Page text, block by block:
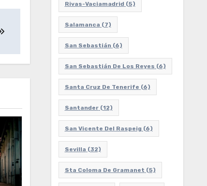
Rivas-Vaciamadrid (5)
Salamanca (7)
San Sebastián (6)
San Sebastián De Los Reyes (6)
Santa Cruz De Tenerife (6)
Santander(12)
San Vicente Del Raspeig (6)
Sevilla (32)
Sta Coloma De Gramanet (5)